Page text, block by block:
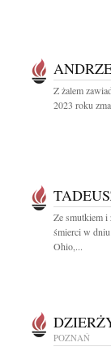
Z żalem
2023 roku
Ze smutkiem i
śmierci w
Ohio,...
POZNAŃ